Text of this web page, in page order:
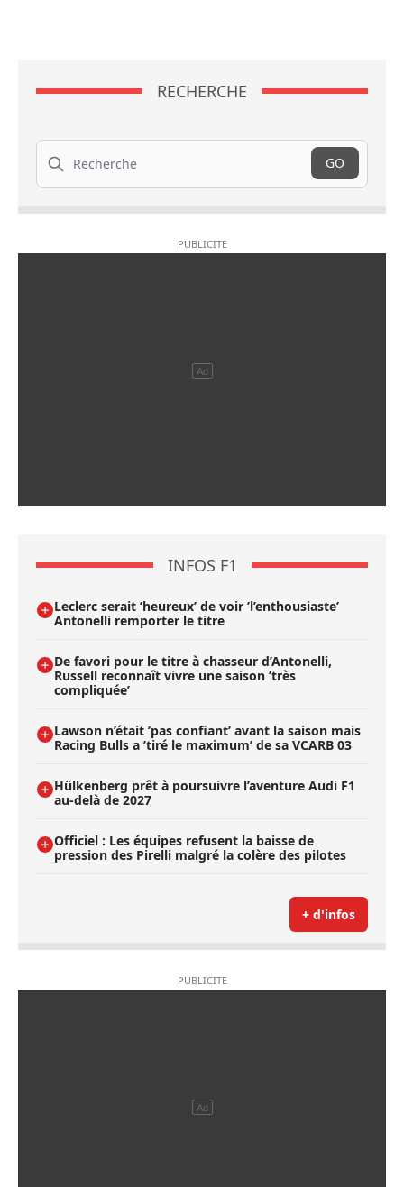
RECHERCHE
Recherche
GO
INFOS F1
Leclerc serait ’heureux’ de voir ’l’enthousiaste’
Antonelli remporter le titre
De favori pour le titre à chasseur d’Antonelli,
Russell reconnaît vivre une saison ’très
compliquée’
Lawson n’était ’pas confiant’ avant la saison mais
Racing Bulls a ’tiré le maximum’ de sa VCARB 03
Hülkenberg prêt à poursuivre l’aventure Audi F1
au-delà de 2027
Officiel : Les équipes refusent la baisse de
pression des Pirelli malgré la colère des pilotes
+ d'infos